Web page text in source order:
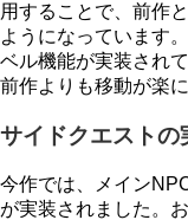
用することで、前作
ようになっています
ベル機能が実装され
前作よりも移動が楽
サイドクエストの
今作では、メイン
が実装されました。